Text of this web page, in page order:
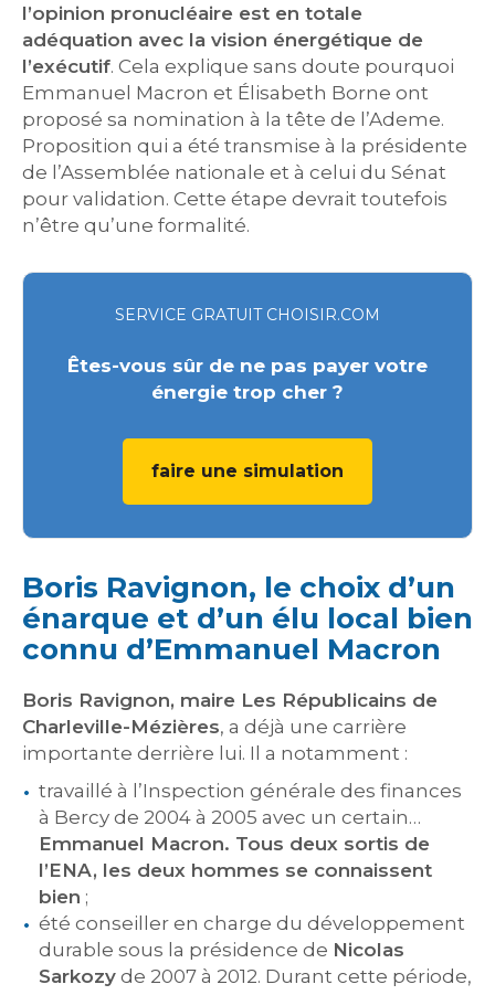
l’opinion pronucléaire est en totale
adéquation avec la vision énergétique de
l’exécutif. Cela explique sans doute pourquoi
Emmanuel Macron et Élisabeth Borne ont
proposé sa nomination à la tête de l’Ademe.
Proposition qui a été transmise à la présidente
de l’Assemblée nationale et à celui du Sénat
pour validation. Cette étape devrait toutefois
n’être qu’une formalité.
SERVICE GRATUIT CHOISIR.COM
Êtes-vous sûr de ne pas payer votre
énergie trop cher ?
faire une simulation
Boris Ravignon, le choix d’un
énarque et d’un élu local bien
connu d’Emmanuel Macron
Boris Ravignon, maire Les Républicains de
Charleville-Mézières, a déjà une carrière
importante derrière lui. Il a notamment :
travaillé à l’Inspection générale des finances
à Bercy de 2004 à 2005 avec un certain…
Emmanuel Macron. Tous deux sortis de
l’ENA, les deux hommes se connaissent
bien ;
été conseiller en charge du développement
durable sous la présidence de Nicolas
Sarkozy de 2007 à 2012. Durant cette période,